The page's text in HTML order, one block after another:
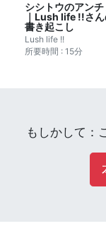
シシトウのアン
｜Lush life !!さ
書き起こし
Lush life !!
所要時間 : 15分
もしかして：